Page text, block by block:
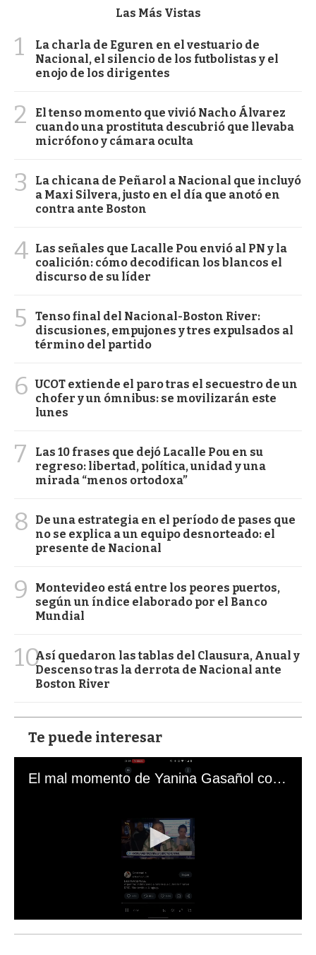
Las Más Vistas
1
La charla de Eguren en el vestuario de
Nacional, el silencio de los futbolistas y el
enojo de los dirigentes
2
El tenso momento que vivió Nacho Álvarez
cuando una prostituta descubrió que llevaba
micrófono y cámara oculta
3
La chicana de Peñarol a Nacional que incluyó
a Maxi Silvera, justo en el día que anotó en
contra ante Boston
4 Las señales que Lacalle Pou envió al PN y la
coalición: cómo decodifican los blancos el
discurso de su líder
5
Tenso final del Nacional-Boston River:
discusiones, empujones y tres expulsados al
término del partido
6 UCOT extiende el paro tras el secuestro de un
chofer y un ómnibus: se movilizarán este
lunes
7
Las 10 frases que dejó Lacalle Pou en su
regreso: libertad, política, unidad y una
mirada “menos ortodoxa”
8
De una estrategia en el período de pases que
no se explica a un equipo desnorteado: el
presente de Nacional
9
Montevideo está entre los peores puertos,
según un índice elaborado por el Banco
Mundial
10Así quedaron las tablas del Clausura, Anual y
Descenso tras la derrota de Nacional ante
Boston River
Te puede interesar
El mal momento de Yanina Gasañol con un hincha argentino en "Subrayado"
s